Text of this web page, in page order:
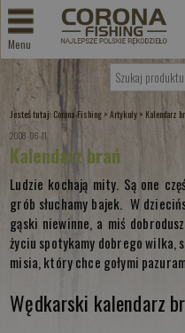
Menu
Jesteś tutaj: Corona-Fishing >Artykuły > Kalendarz
2008-06-11
Kalendarz brań
Ludzie kochają mity. Są one
grób słuchamy bajek. W
gąski niewinne, a miś
życiu spotykamy dobrego wilka,
misia, który chce gołymi
Wędkarski kalendarz